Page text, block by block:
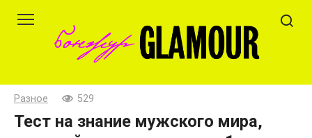
Разное 529
Тест на знание мужского мира,